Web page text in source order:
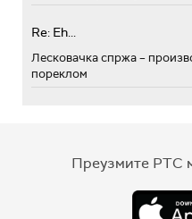
Re: Eh...
Лесковачка спржа –
пореклом
Преузмите РТС